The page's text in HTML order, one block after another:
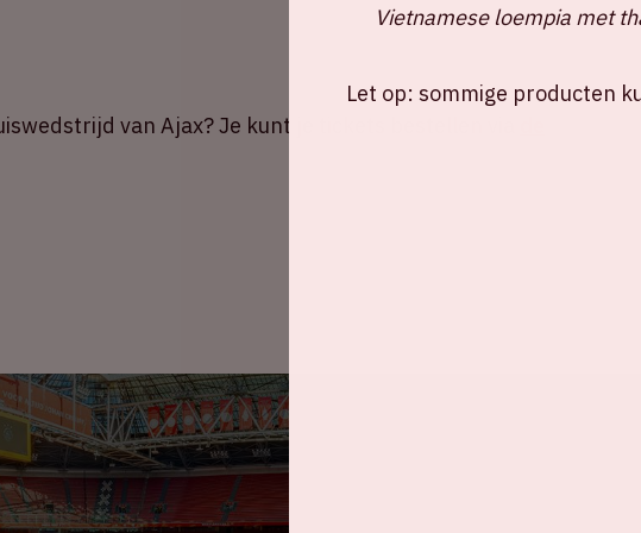
van Ajax? Je kunt je tickets bestellen via
Vietnamese loempia met
Let op: sommige producten